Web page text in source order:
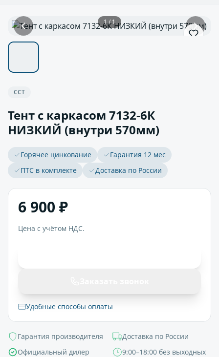
1 / 1
ССТ
Тент с каркасом 7132-6К
НИЗКИЙ (внутри 570мм)
Горячее цинкование
Гарантия 12 мес
ПТС в комплекте
Доставка по России
6 900 ₽
Цена с учётом НДС.
Удобные способы оплаты
Гарантия производителя
Доставка по России
Официальный дилер
9:00–18:00 без выходных